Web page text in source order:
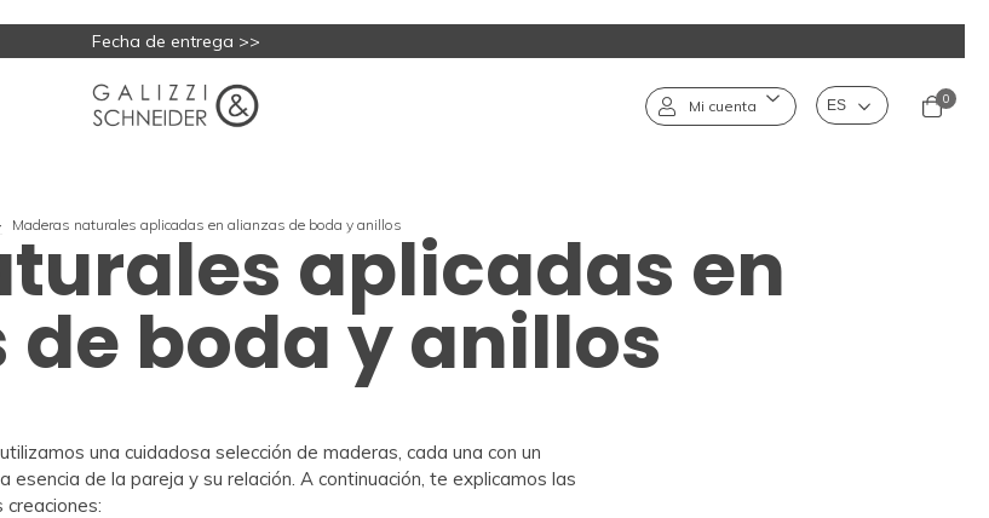
Fecha de entrega >>
Mi cuenta 0
Maderas naturales aplicadas en alianzas de boda y anillosaplicadas en
boda y anillos
una cuidadosa selección de maderas, cada una con un
esencia de la pareja y su relación. A continuación, te explicamos las